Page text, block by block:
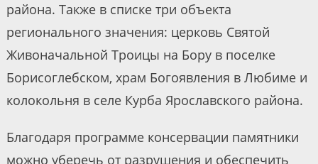
района. Также в списке три объекта
регионального значения: церковь Святой
Живоначальной Троицы на Бору в поселке
Борисоглебском, храм Богоявления в Любиме и
колокольня в селе Курба Ярославского района.
Благодаря программе консервации памятники
можно уберечь от разрушения и обеспечить